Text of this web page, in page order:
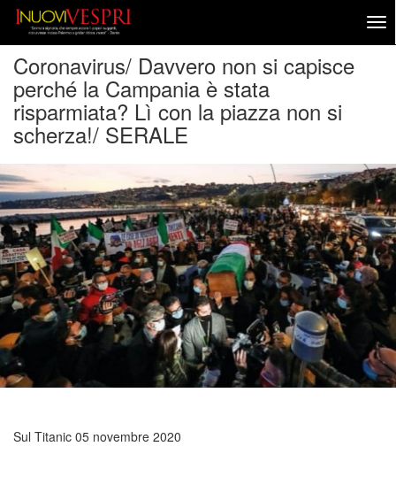
Coronavirus/ Davvero non si capisce
perché la Campania è stata
risparmiata? Lì con la piazza non si
scherza!/ SERALE
Sul Titanic 05 novembre 2020